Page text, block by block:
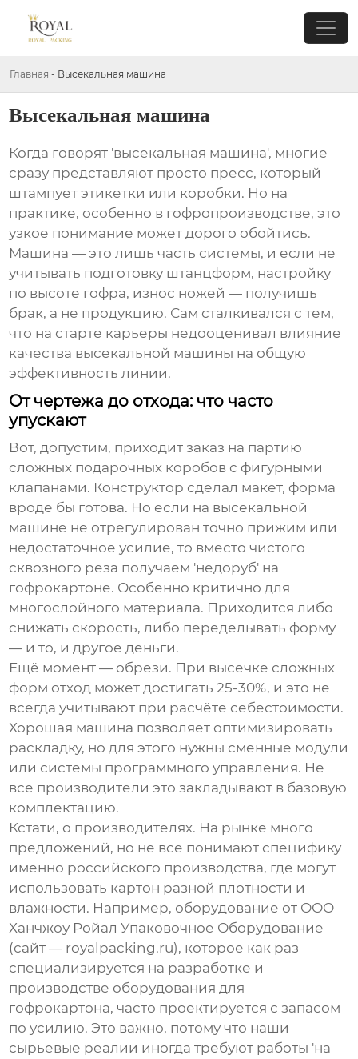
Главная - Высекальная машина
Высекальная машина
Когда говорят 'высекальная машина', многие
сразу представляют просто пресс, который
штампует этикетки или коробки. Но на
практике, особенно в гофропроизводстве, это
узкое понимание может дорого обойтись.
Машина — это лишь часть системы, и если не
учитывать подготовку штанцформ, настройку
по высоте гофра, износ ножей — получишь
брак, а не продукцию. Сам сталкивался с тем,
что на старте карьеры недооценивал влияние
качества высекальной машины на общую
эффективность линии.
От чертежа до отхода: что часто
упускают
Вот, допустим, приходит заказ на партию
сложных подарочных коробов с фигурными
клапанами. Конструктор сделал макет, форма
вроде бы готова. Но если на высекальной
машине не отрегулирован точно прижим или
недостаточное усилие, то вместо чистого
сквозного реза получаем 'недоруб' на
гофрокартоне. Особенно критично для
многослойного материала. Приходится либо
снижать скорость, либо переделывать форму
— и то, и другое деньги.
Ещё момент — обрези. При высечке сложных
форм отход может достигать 25-30%, и это не
всегда учитывают при расчёте себестоимости.
Хорошая машина позволяет оптимизировать
раскладку, но для этого нужны сменные модули
или системы программного управления. Не
все производители это закладывают в базовую
комплектацию.
Кстати, о производителях. На рынке много
предложений, но не все понимают специфику
именно российского производства, где могут
использовать картон разной плотности и
влажности. Например, оборудование от ООО
Ханчжоу Ройал Упаковочное Оборудование
(сайт — royalpacking.ru), которое как раз
специализируется на разработке и
производстве оборудования для
гофрокартона, часто проектируется с запасом
по усилию. Это важно, потому что наши
сырьевые реалии иногда требуют работы 'на